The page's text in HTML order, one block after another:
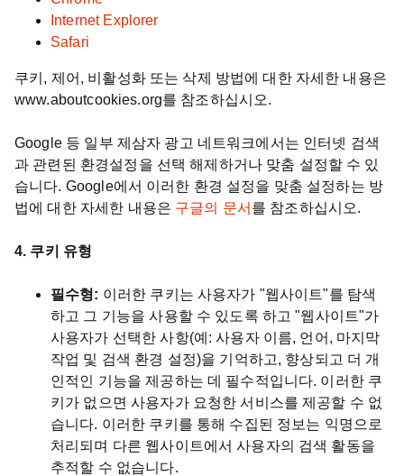
Internet Explorer
Safari
쿠키, 제어, 비활성화 또는 삭제 방법에 대한 자세한 내용은
www.aboutcookies.org를 참조하십시오.
Google 등 일부 제삼자 광고 네트워크에서는 인터넷 검색
과 관련된 환경설정을 선택 해제하거나 맞춤 설정할 수 있
습니다. Google에서 이러한 환경 설정을 맞춤 설정하는 방
법에 대한 자세한 내용은 구글의 문서 를 참조하십시오.
4. 쿠키 유형
필수형: 이러한 쿠키는 사용자가 "웹사이트"를 탐색
하고 그 기능을 사용할 수 있도록 하고 "웹사이트"가
사용자가 선택한 사항(예: 사용자 이름, 언어, 마지막
작업 및 검색 환경 설정)을 기억하고, 향상되고 더 개
인적인 기능을 제공하는 데 필수적입니다. 이러한 쿠
키가 없으면 사용자가 요청한 서비스를 제공할 수 없
습니다. 이러한 쿠키를 통해 수집된 정보는 익명으로
처리되며 다른 웹사이트에서 사용자의 검색 활동을
추적할 수 없습니다.